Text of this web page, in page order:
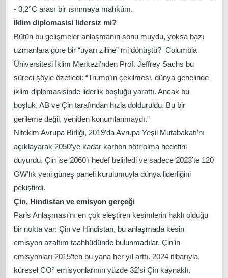
- 3,2°C arası bir ısınmaya mahkûm.
İklim diplomasisi lidersiz mi?
Bütün bu gelişmeler anlaşmanın sonu muydu, yoksa bazı
uzmanlara göre bir “uyarı ziline” mi dönüştü? Columbia
Üniversitesi İklim Merkezi’nden Prof. Jeffrey Sachs bu
süreci şöyle özetledi: “Trump’ın çekilmesi, dünya genelinde
iklim diplomasisinde liderlik boşluğu yarattı. Ancak bu
boşluk, AB ve Çin tarafından hızla dolduruldu. Bu bir
gerileme değil, yeniden konumlanmaydı.”
Nitekim Avrupa Birliği, 2019’da Avrupa Yeşil Mutabakatı’nı
açıklayarak 2050’ye kadar karbon nötr olma hedefini
duyurdu. Çin ise 2060’ı hedef belirledi ve sadece 2023’te 120
GW’lık yeni güneş paneli kurulumuyla dünya liderliğini
pekiştirdi.
Çin, Hindistan ve emisyon gerçeği
Paris Anlaşması’nı en çok eleştiren kesimlerin haklı olduğu
bir nokta var: Çin ve Hindistan, bu anlaşmada kesin
emisyon azaltım taahhüdünde bulunmadılar. Çin’in
emisyonları 2015’ten bu yana her yıl arttı. 2024 itibarıyla,
küresel CO² emisyonlarının yüzde 32’si Çin kaynaklı.